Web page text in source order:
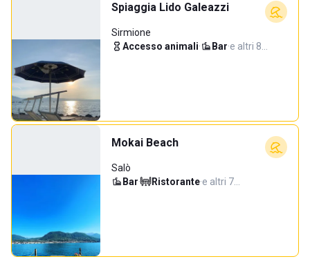
Spiaggia Lido Galeazzi
Sirmione
Accesso animali· Bar·e altri 8…
Mokai Beach
Salò
Bar· Ristorante·e altri 7…